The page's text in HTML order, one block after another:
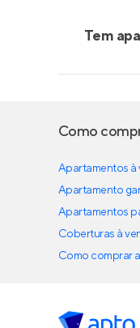
Tem
Como
Apartamentos à
Apartamento
Apartamentos
Coberturas à
Como comprar